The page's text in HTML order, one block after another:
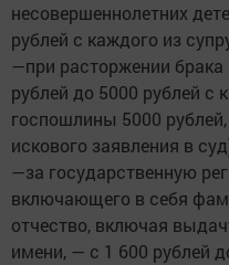
несовершеннолетних
рублей с каждого из
—при расторжении
рублей до 5000 рублей с
госпошлины 5000
искового заявления в
—за государственную
включающего в себя
отчество, включая
имени, — с 1 600 рублей